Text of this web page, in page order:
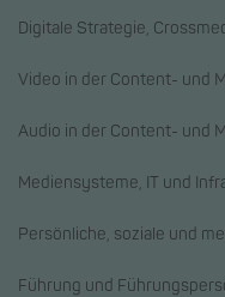
Digitale Strategie,
Video in der Content- und
Audio in der Content- und
Mediensysteme, IT und
Persönliche, soziale und
Führung und